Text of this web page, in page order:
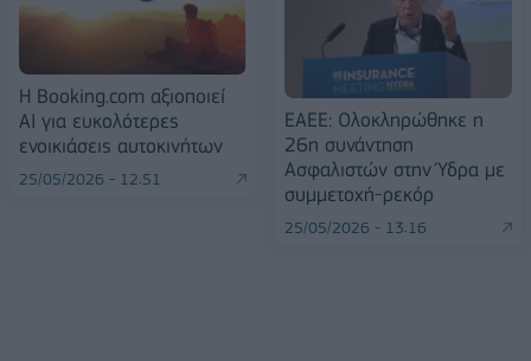
Η Booking.com αξιοποιεί
AI για ευκολότερες
ενοικιάσεις αυτοκινήτων
25/05/2026 - 12:51
ΕΑΕΕ: Ολοκληρώθηκε η
26η συνάντηση
Ασφαλιστών στην Ύδρα με
συμμετοχή-ρεκόρ
25/05/2026 - 13:16